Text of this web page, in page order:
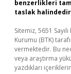
benzerlikleri
taslak
Sitemiz, 5651
Kurumu (BTK)
vermektedir. Bu
veya araştırma
yazdıkları